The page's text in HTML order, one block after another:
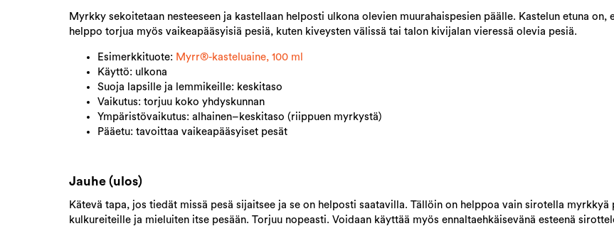
Myrkky sekoitetaan nesteeseen ja kastellaan helposti ulkona olevien muurahaispesien päälle. Kastelun etuna on,
helppo torjua myös vaikeapääsyisiä pesiä, kuten kiveysten välissä tai talon kivijalan vieressä olevia pesiä.
Esimerkkituote: Myrr®-kasteluaine, 100 ml​
Käyttö: ulkona
Suoja lapsille ja lemmikeille: keskitaso
Vaikutus: torjuu koko yhdyskunnan
Ympäristövaikutus: alhainen–keskitaso (riippuen myrkystä)
Pääetu: tavoittaa vaikeapääsyiset pesät
Jauhe (ulos)
Kätevä tapa, jos tiedät missä pesä sijaitsee ja se on helposti saatavilla. Tällöin on helppoa vain sirotella myrkkyä
kulkureiteille ja mieluiten itse pesään. Torjuu nopeasti. Voidaan käyttää myös ennaltaehkäisevänä esteenä